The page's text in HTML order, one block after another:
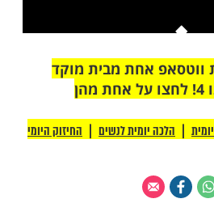
This is a
מכיוון שהרשת או
אינו נתמך.